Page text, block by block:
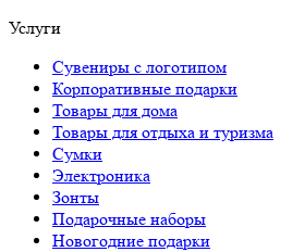
Услуги
Сувениры с логотипом
Корпоративные подарки
Товары для дома
Товары для отдыха и туризма
Сумки
Электроника
Зонты
Подарочные наборы
Новогодние подарки